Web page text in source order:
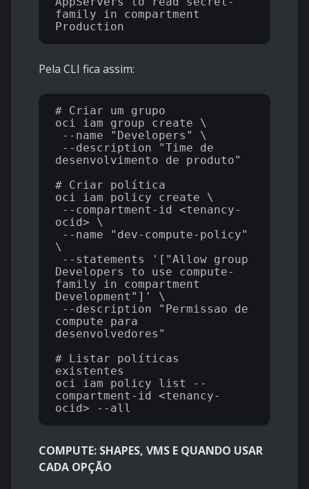
family in compartment
Pela CLI fica assim:
# Criar um grupo
oci iam group create \
--name "Developers" \
--description "Time de
desenvolvimento de produto"
# Criar política
oci iam policy create \
--compartment-id <tenancy-
ocid> \
--name "dev-compute-policy"
\
--statements '["Allow group
Developers to use compute-
family in compartment
Development"]' \
--description "Permissao de
compute para
desenvolvedores"
# Listar políticas
existentes
oci iam policy list --
compartment-id <tenancy-
COMPUTE: SHAPES, VMS E QUANDO USAR
CADA OPÇÃO